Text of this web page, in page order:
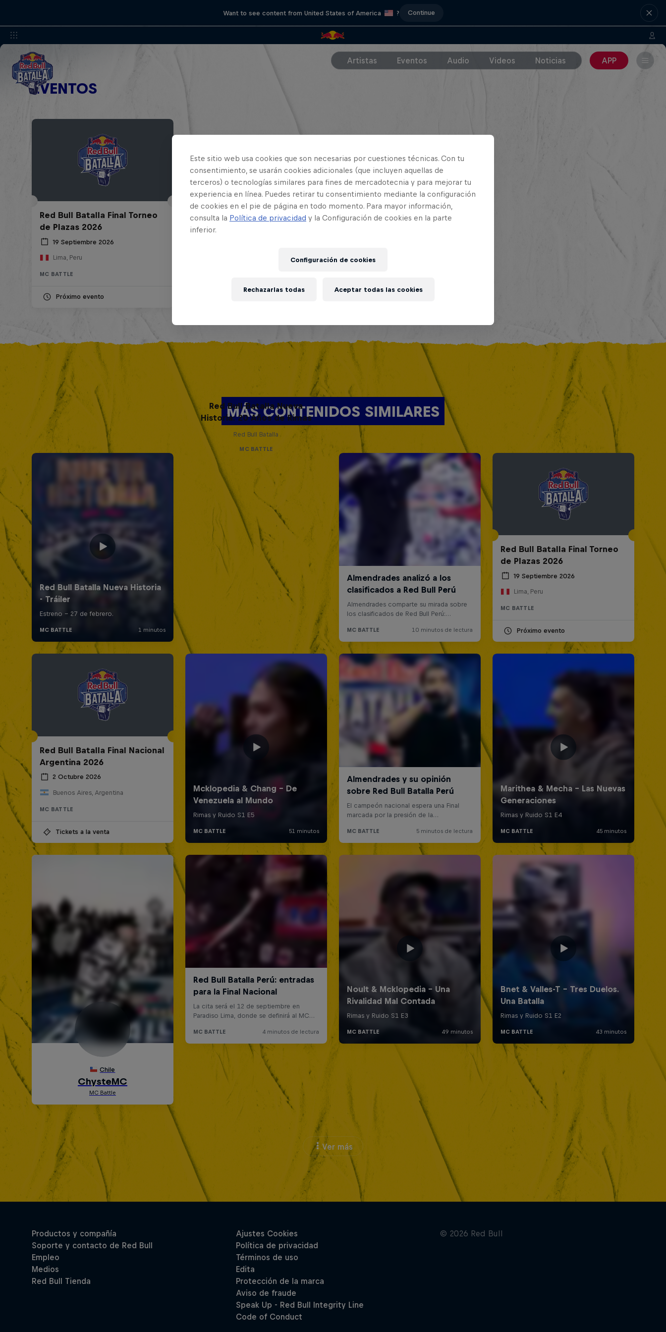
Want to see content from United States of America ? Continue
Artistas Eventos Audio Videos Noticias APP
EVENTOS
Red Bull Batalla Final Torneo
de Plazas 2026
19 Septiembre 2026
Lima, Peru
MC BATTLE
Próximo evento
MÁS CONTENIDOS SIMILARES
Red Bull Batalla Nueva
Historia: 20 Años de Rimas
Red Bull Batalla
MC BATTLE
Red Bull Batalla Final Torneo
de Plazas 2026
19 Septiembre 2026
Lima, Peru
MC BATTLE
Próximo evento
Red Bull Batalla Final Nacional
Argentina 2026
2 Octubre 2026
Buenos Aires, Argentina
MC BATTLE
Tickets a la venta
Ver más
Este sitio web usa cookies que son necesarias por cuestiones técnicas. Con tu
consentimiento, se usarán cookies adicionales (que incluyen aquellas de
terceros) o tecnologías similares para fines de mercadotecnia y para mejorar tu
experiencia en línea. Puedes retirar tu consentimiento mediante la configuración
de cookies en el pie de página en todo momento. Para mayor información,
consulta la Política de privacidad y la Configuración de cookies en la parte
inferior.
Configuración de cookies
Rechazarlas todas Aceptar todas las cookies